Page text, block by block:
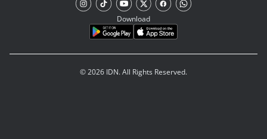
Download
© 2026 IDN. All Rights Reserved.